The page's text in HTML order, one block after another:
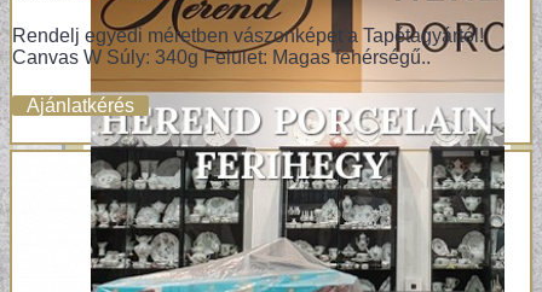
Rendelj egyedi méretben vászonképet a Tapétagyártól!
Canvas W Súly: 340g Felület: Magas fehérségű..
Ajánlatkérés